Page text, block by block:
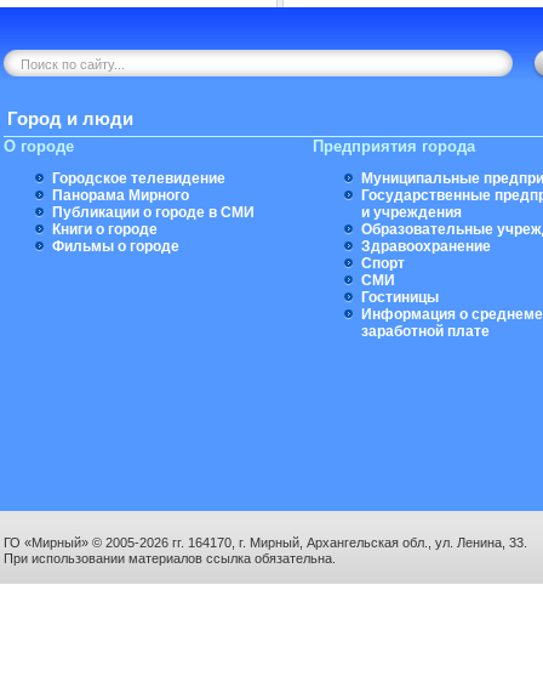
Город и люди
О городе
Городское телевидение
Панорама Мирного
Публикации о городе в СМИ
Книги о городе
Фильмы о городе
Предприятия города
Муниципальные
Государственные
и учреждения
Образовательные
Здравоохранение
Спорт
СМИ
Гостиницы
Информация о
заработной плате
ГО «Мирный» © 2005-2026 гг. 164170, г. Мирный, Архангельская обл., ул. Ленина, 33.
При использовании материалов ссылка обязательна.